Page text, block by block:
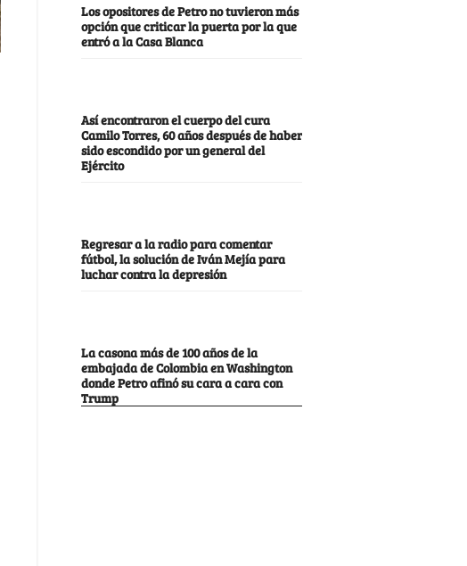
Los opositores de Petro no tuvieron más
opción que criticar la puerta por la que
entró a la Casa Blanca
Así encontraron el cuerpo del cura
Camilo Torres, 60 años después de haber
sido escondido por un general del
Ejército
Regresar a la radio para comentar
fútbol, la solución de Iván Mejía para
luchar contra la depresión
La casona más de 100 años de la
embajada de Colombia en Washington
donde Petro afinó su cara a cara con
Trump